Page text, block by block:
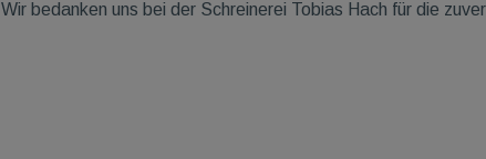
Wir bedanken uns bei der Schreinerei Tobias Hach für die